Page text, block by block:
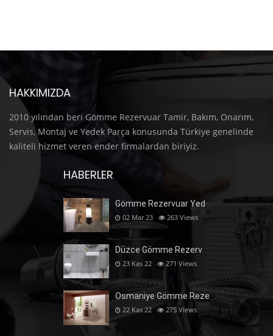
HAKKIMIZDA
2010 yılından beri Gömme Rezervuar Tamir, Bakım, Onarım,
Servis, Montaj ve Yedek Parça konusunda Türkiye genelinde
kaliteli hizmet veren ender firmalardan biriyiz.
HABERLER
Gömme Rezervuar Yed
02 Mar 23 263 Views
Düzce Gömme Rezerv
23 Kas 22 271 Views
Osmaniye Gömme Reze
22 Kas 22 275 Views